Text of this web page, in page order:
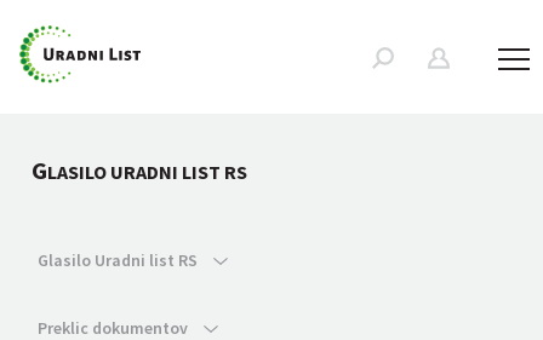
GLASILO URADNI LIST RS
Glasilo Uradni list RS
Preklic dokumentov